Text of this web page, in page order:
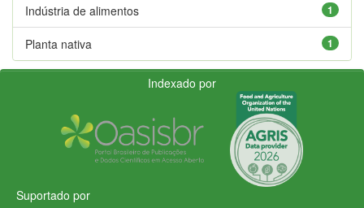
1
Indústria de alimentos
1
Planta nativa
Indexado por
Suportado por